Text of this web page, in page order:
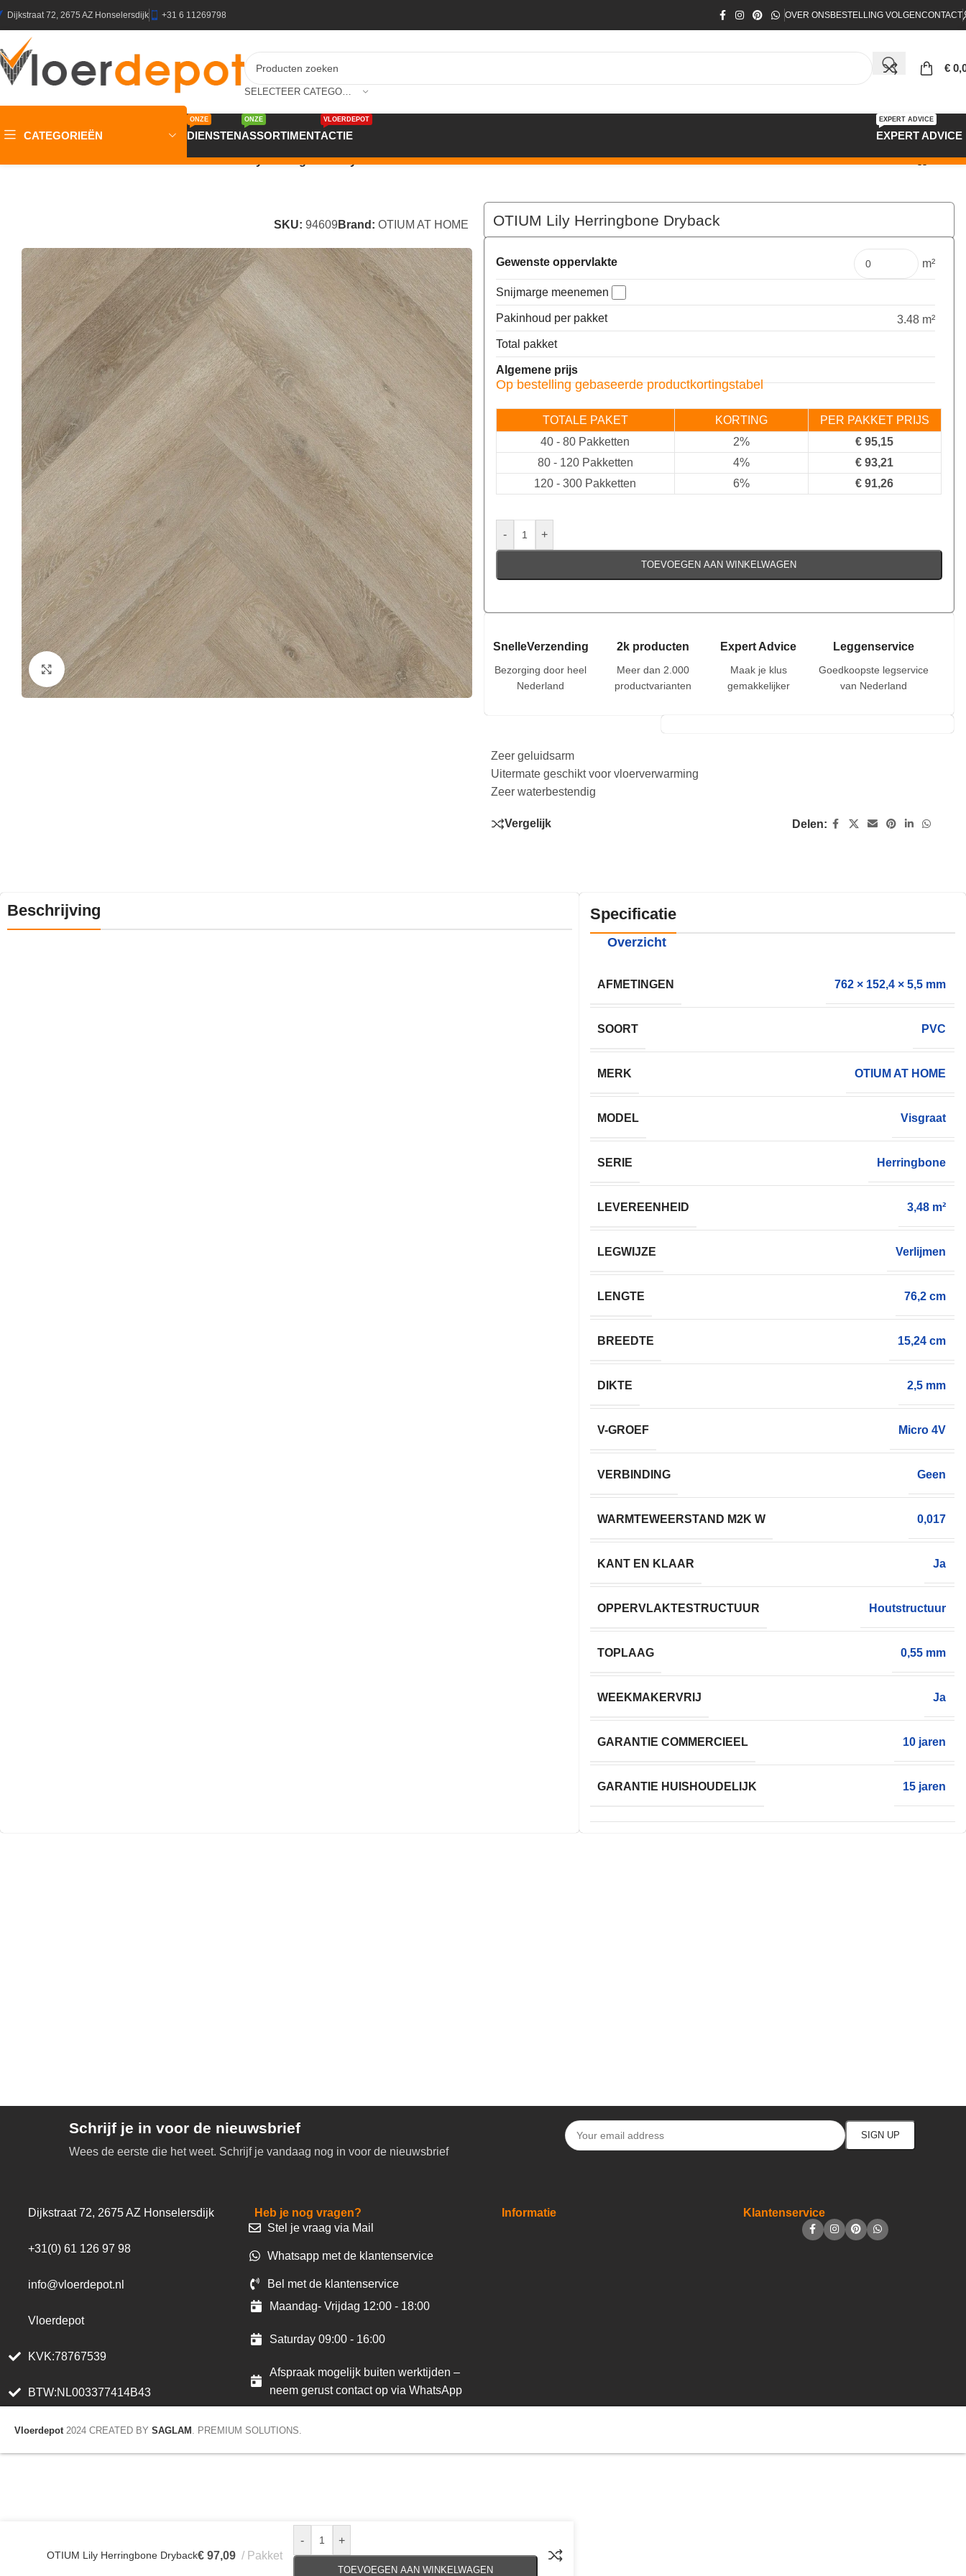
Dijkstraat 72, 2675 AZ Honselersdijk +31 6 11269798 OVER ONSBESTELLING VOLGENCONTACT
€
CATEGORIEËN DIENSTEN
ONZE
ASSORTIMENT
ONZE
ACTIE
VLOERDEPOT
EXPERT ADVICE
EXPERT ADVICE
PVC Vloeren/OTIUM Lily Herringbone Dryback
SKU: 94609 Brand: OTIUM AT HOME
Klik om te vergroten
OTIUM Lily Herringbone Dryback
€97,09 Pakket
Gewenste oppervlakte m²
Snijmarge meenemen
Pakinhoud per pakket
3.48 m²
Total pakket
Algemene prijs
Op bestelling gebaseerde productkortingstabel
TOTALE PAKET KORTING
PER PAKKET PRIJS
40 - 80 Pakketten 2% € 95,15
80 - 120 Pakketten 4% € 93,21
120 - 300 Pakketten 6% € 91,26
- +
TOEVOEGEN AAN WINKELWAGEN
SnelleVerzending
Bezorging door heel
Nederland
2k producten
Meer dan 2.000
productvarianten
Expert Advice
Maak je klus
gemakkelijker
Leggenservice
Goedkoopste legservice
van Nederland
Zeer geluidsarm
Uitermate geschikt voor vloerverwarming
Zeer waterbestendig
Vergelijk Delen:
Beschrijving Specificatie
Overzicht
AFMETINGEN 762 × 152,4 × 5,5 mm
SOORT PVC
MERK OTIUM AT HOME
MODEL Visgraat
SERIE Herringbone
LEVEREENHEID 3,48 m²
LEGWIJZE Verlijmen
LENGTE 76,2 cm
BREEDTE 15,24 cm
DIKTE 2,5 mm
V-GROEF Micro 4V
VERBINDING Geen
WARMTEWEERSTAND M2K W 0,017
KANT EN KLAAR Ja
OPPERVLAKTESTRUCTUUR Houtstructuur
TOPLAAG 0,55 mm
WEEKMAKERVRIJ Ja
GARANTIE COMMERCIEEL 10 jaren
GARANTIE HUISHOUDELIJK 15 jaren
Schrijf je in voor de nieuwsbrief
Wees de eerste die het weet. Schrijf je vandaag nog in voor de nieuwsbrief
Dijkstraat 72, 2675 AZ Honselersdijk
+31(0) 61 126 97 98
info@vloerdepot.nl
Vloerdepot
KVK:78767539
BTW:NL003377414B43
Heb je nog vragen?
Stel je vraag via Mail
Whatsapp met de klantenservice
Bel met de klantenservice
Maandag- Vrijdag 12:00 - 18:00
Saturday 09:00 - 16:00
Afspraak mogelijk buiten werktijden –
neem gerust contact op via WhatsApp
Informatie Klantenservice
Vloerdepot 2024 CREATED BY SAGLAM . PREMIUM SOLUTIONS.
OTIUM Lily Herringbone Dryback€ 97,09 Pakket
- +
TOEVOEGEN AAN WINKELWAGEN